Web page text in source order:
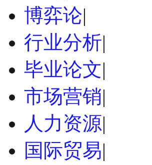
博弈论|
行业分析|
毕业论文|
市场营销|
人力资源|
国际贸易|